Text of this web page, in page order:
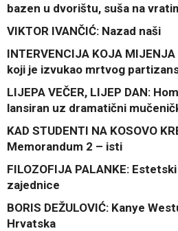
bazen u dvorištu, suša na
VIKTOR IVANČIĆ: Nazad naši
INTERVENCIJA KOJA
koji je izvukao mrtvog
LIJEPA VEČER, LIJEP DAN:
lansiran uz dramatični
KAD STUDENTI NA KOSOVO
Memorandum 2 – isti
FILOZOFIJA PALANKE:
zajednice
BORIS DEŽULOVIĆ: Kanye
Hrvatska